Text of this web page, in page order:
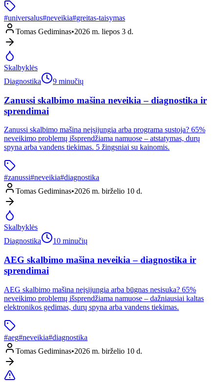
#universalus#neveikia#greitas-taisymas
Tomas Gediminas•2026 m. liepos 3 d.
Skalbyklės
Diagnostika
9 minučių
Zanussi skalbimo mašina neveikia – diagnostika ir
sprendimai
Zanussi skalbimo mašina neįsijungia arba programa sustoja? 65%
neveikimo problemų išsprendžiama namuose – atstatymas, durų
spyna arba vandens tiekimas. 5 žingsniai su kainomis.
#zanussi#neveikia#diagnostika
Tomas Gediminas•2026 m. birželio 10 d.
Skalbyklės
Diagnostika
10 minučių
AEG skalbimo mašina neveikia – diagnostika ir
sprendimai
AEG skalbimo mašina neįsijungia arba būgnas nesisuka? 65%
neveikimo problemų išsprendžiama namuose – dažniausiai kaltas
elektronikos gedimas, durų spyna arba vandens tiekimas.
#aeg#neveikia#diagnostika
Tomas Gediminas•2026 m. birželio 10 d.